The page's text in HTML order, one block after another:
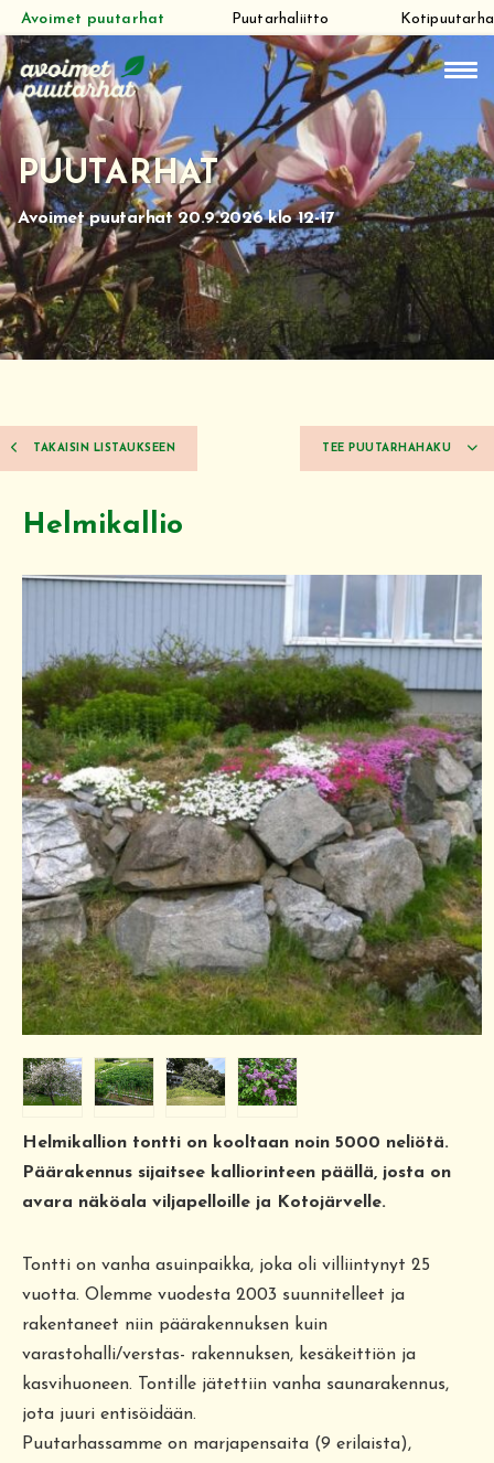
Siirry
suoraan
sisältöön
Avoimet puutarhat Puutarhaliitto Kotipuutarha
PUUTARHAT
Avoimet puutarhat 20.9.2026 klo 12-17
TAKAISIN LISTAUKSEEN TEE PUUTARHAHAKU
Helmikallio
Helmikallion tontti on kooltaan noin 5000 neliötä.
Päärakennus sijaitsee kalliorinteen päällä, josta on
avara näköala viljapelloille ja Kotojärvelle.
Tontti on vanha asuinpaikka, joka oli villiintynyt 25
vuotta. Olemme vuodesta 2003 suunnitelleet ja
rakentaneet niin päärakennuksen kuin
varastohalli/verstas- rakennuksen, kesäkeittiön ja
kasvihuoneen. Tontille jätettiin vanha saunarakennus,
jota juuri entisöidään.
Puutarhassamme on marjapensaita (9 erilaista),